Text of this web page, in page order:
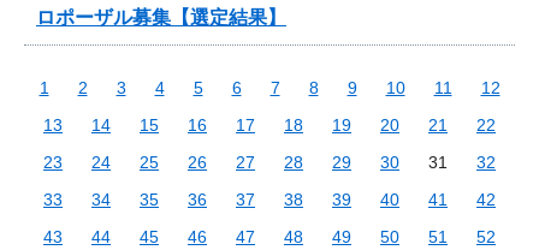
ロポーザル募集【選定結果】
1 2 3 4 5 6 7 8 9 10 11
12
13
14 15 16 17 18 19 20 21
22
23
24 25 26 27 28 29 30 31
32
33
34 35 36 37 38 39 40 41
42
43
44 45 46 47 48 49 50 51
52